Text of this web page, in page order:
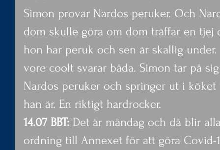
Simon provar Nardos peruker. Och
dom skulle göra om dom träffar en
hon har peruk och sen är skallig
vore coolt svarar båda. Simon tar på
Nardos peruker och springer ut i
han är. En riktigt hardrocker.
14.07 BBT: Det är måndag och då blir
ordning till Annexet för att göra Covid-